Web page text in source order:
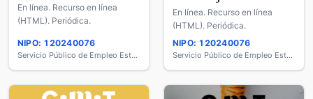
En línea. Recurso en línea
(HTML). Periódica.
NIPO: 120240076
Servicio Público de Empleo Estatal
En línea. Recurso en línea
(HTML). Periódica.
NIPO: 120240076
Servicio Público de Empleo Estatal